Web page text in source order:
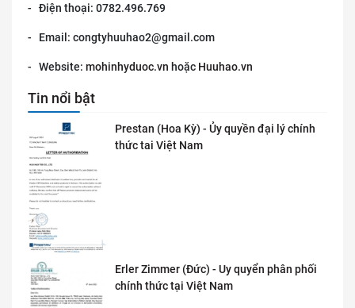
- Điện thoại: 0782.496.769
- Email: congtyhuuhao2@gmail.com
- Website: mohinhyduoc.vn hoặc Huuhao.vn
Tin nổi bật
Prestan (Hoa Kỳ) - Ủy quyền đại lý chính
thức tai Việt Nam
Erler Zimmer (Đức) - Uy quyển phân phối
chính thức tại Việt Nam